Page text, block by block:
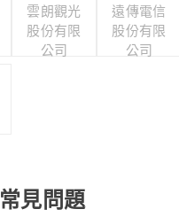
雲朗觀光
股份有限
公司
遠傳電信
股份有限
公司
見問題